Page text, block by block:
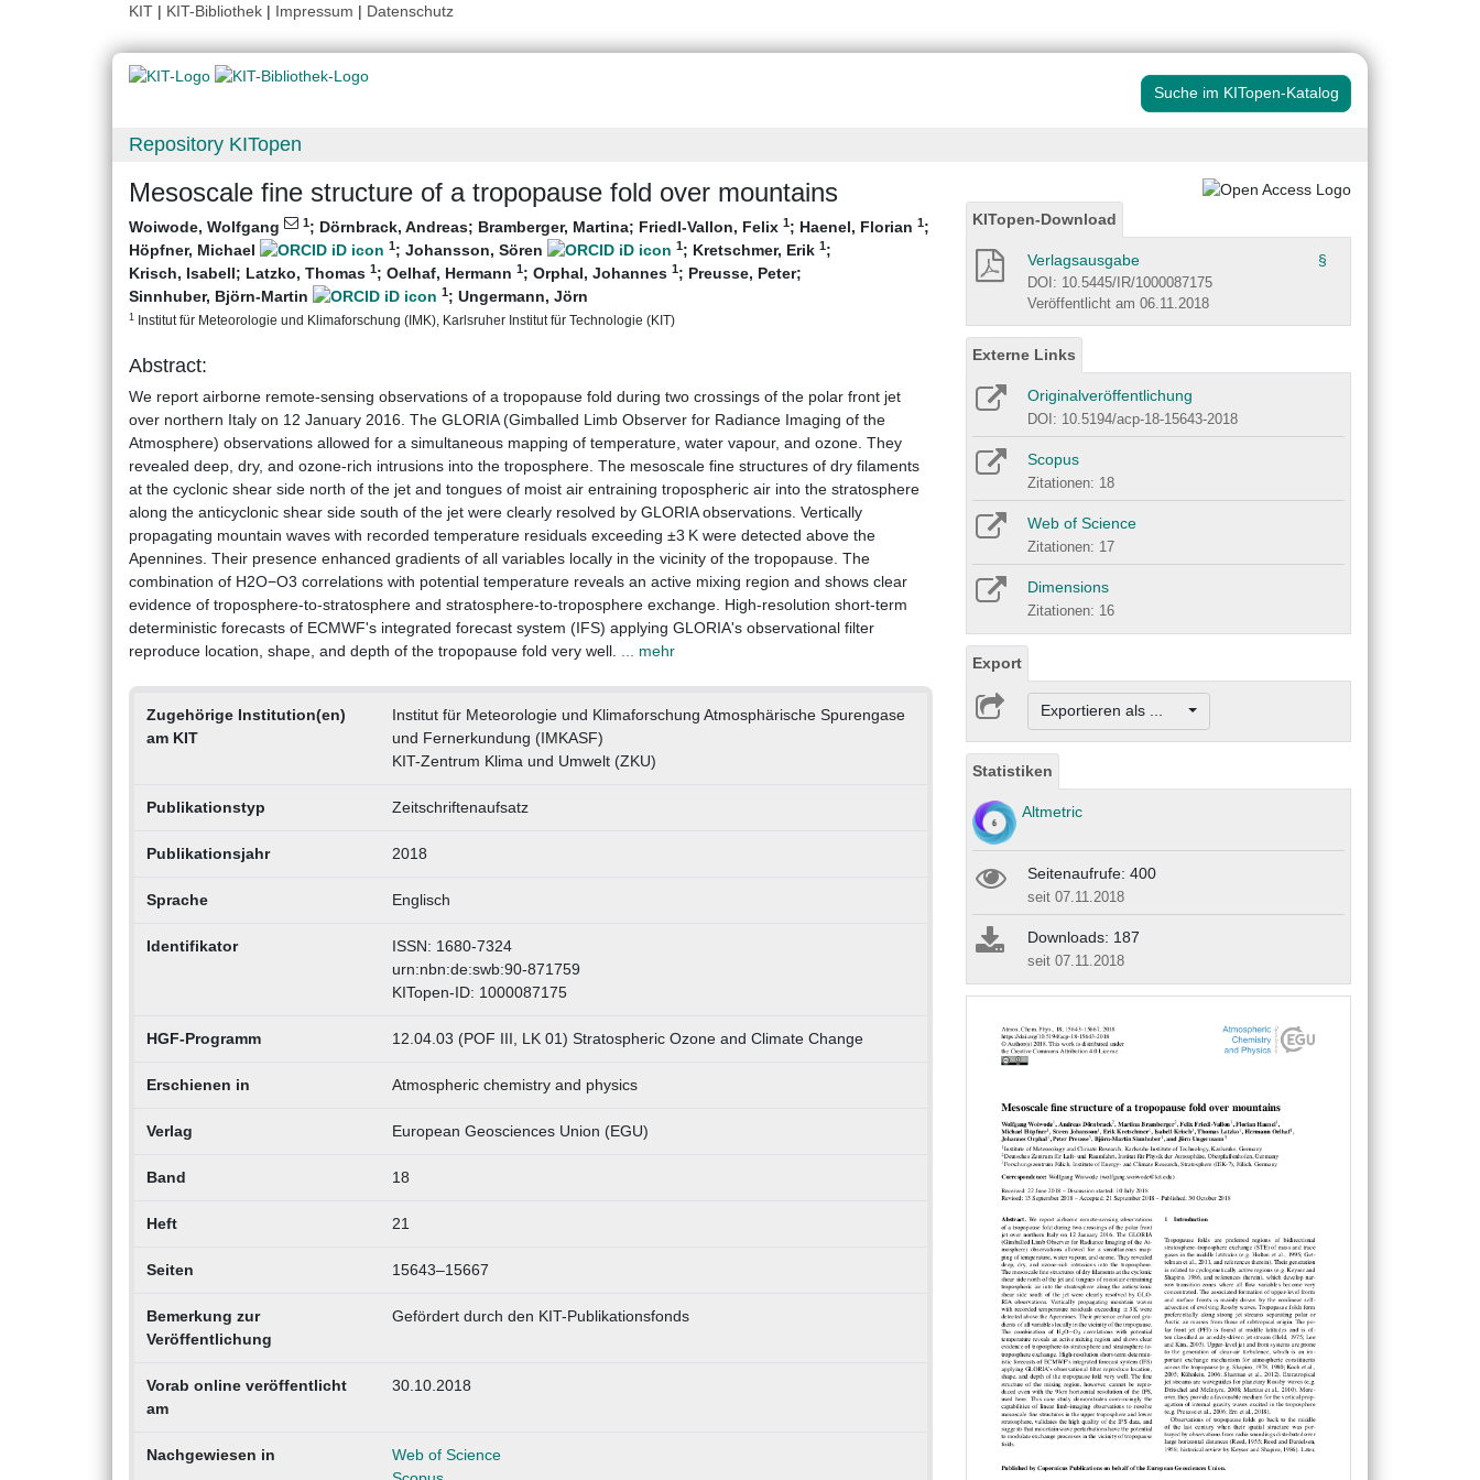
KIT | KIT-Bibliothek | Impressum | Datenschutz
Suche im KITopen-Katalog
Repository KITopen
Mesoscale fine structure of a tropopause fold over mountains
Woiwode, Wolfgang 1; Dörnbrack, Andreas; Bramberger, Martina; Friedl-Vallon, Felix 1; Haenel, Florian 1;
Höpfner, Michael
1; Johansson, Sören 1; Kretschmer, Erik 1;
Krisch, Isabell; Latzko, Thomas 1; Oelhaf, Hermann 1; Orphal, Johannes 1; Preusse, Peter;
Sinnhuber, Björn-Martin
1; Ungermann, Jörn
1 Institut für Meteorologie und Klimaforschung (IMK), Karlsruher Institut für Technologie (KIT)
Abstract:
We report airborne remote-sensing observations of a tropopause fold during two crossings of the polar front jet
over northern Italy on 12 January 2016. The GLORIA (Gimballed Limb Observer for Radiance Imaging of the
Atmosphere) observations allowed for a simultaneous mapping of temperature, water vapour, and ozone. They
revealed deep, dry, and ozone-rich intrusions into the troposphere. The mesoscale fine structures of dry filaments
at the cyclonic shear side north of the jet and tongues of moist air entraining tropospheric air into the stratosphere
along the anticyclonic shear side south of the jet were clearly resolved by GLORIA observations. Vertically
propagating mountain waves with recorded temperature residuals exceeding ±3 K were detected above the
Apennines. Their presence enhanced gradients of all variables locally in the vicinity of the tropopause. The
combination of H2O−O3 correlations with potential temperature reveals an active mixing region and shows clear
evidence of troposphere-to-stratosphere and stratosphere-to-troposphere exchange. High-resolution short-term
deterministic forecasts of ECMWF's integrated forecast system (IFS) applying GLORIA's observational filter
reproduce location, shape, and depth of the tropopause fold very well. ... mehr
Zugehörige Institution(en)
am KIT
Institut für Meteorologie und Klimaforschung Atmosphärische Spurengase
und Fernerkundung (IMKASF)
KIT-Zentrum Klima und Umwelt (ZKU)
Publikationstyp Zeitschriftenaufsatz
Publikationsjahr 2018
Sprache Englisch
Identifikator
ISSN: 1680-7324
urn:nbn:de:swb:90-871759
KITopen-ID: 1000087175
HGF-Programm 12.04.03 (POF III, LK 01) Stratospheric Ozone and Climate Change
Erschienen in Atmospheric chemistry and physics
Verlag European Geosciences Union (EGU)
Band 18
Heft 21
Seiten 15643–15667
Bemerkung zur
Veröffentlichung
Gefördert durch den KIT-Publikationsfonds
Vorab online veröffentlicht
am
30.10.2018
Nachgewiesen in
Web of Science
KITopen-Download
Verlagsausgabe §
DOI: 10.5445/IR/1000087175
Veröffentlicht am 06.11.2018
Externe Links
Originalveröffentlichung
DOI: 10.5194/acp-18-15643-2018
Scopus
Zitationen: 18
Web of Science
Zitationen: 17
Dimensions
Zitationen: 16
Export
Exportieren als ...
Statistiken
Altmetric
Seitenaufrufe: 400
seit 07.11.2018
Downloads: 187
seit 07.11.2018